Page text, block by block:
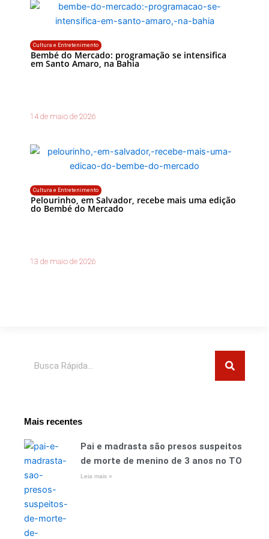
Cultura e Entretenimento
Bembé do Mercado: programação se intensifica
em Santo Amaro, na Bahia
14 de maio de 2026
Cultura e Entretenimento
Pelourinho, em Salvador, recebe mais uma edição
do Bembé do Mercado
13 de maio de 2026
Mais recentes
Pai e madrasta são presos suspeitos
de morte de menino de 3 anos no TO
Leia mais »